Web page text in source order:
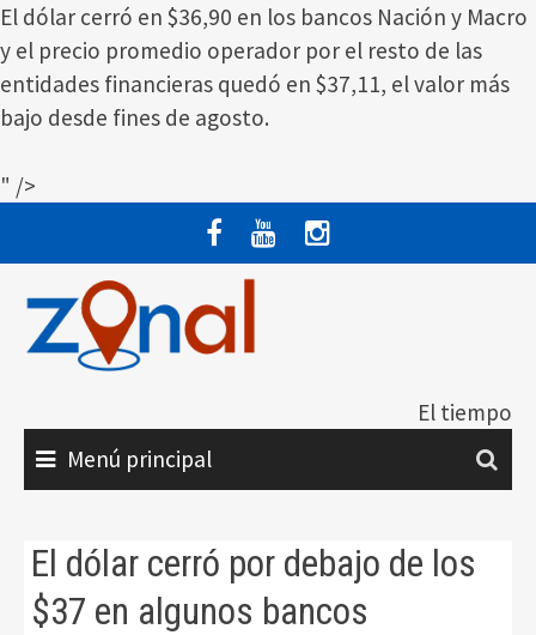
El dólar cerró en $36,90 en los bancos Nación y Macro
y el precio promedio operador por el resto de las
entidades financieras quedó en $37,11, el valor más
bajo desde fines de agosto.
" />
contenido
El tiempo
Menú principal
El dólar cerró por debajo de los
$37 en algunos bancos